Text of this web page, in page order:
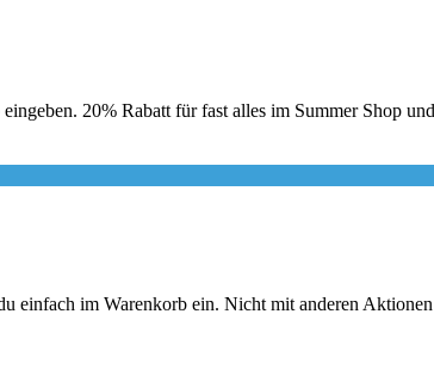
20% Rabatt für fast alles im Summer Shop
einfach im Warenkorb ein. Nicht mit anderen